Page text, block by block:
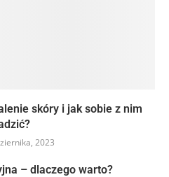
skóry i jak sobie z nim
2023
– dlaczego warto?